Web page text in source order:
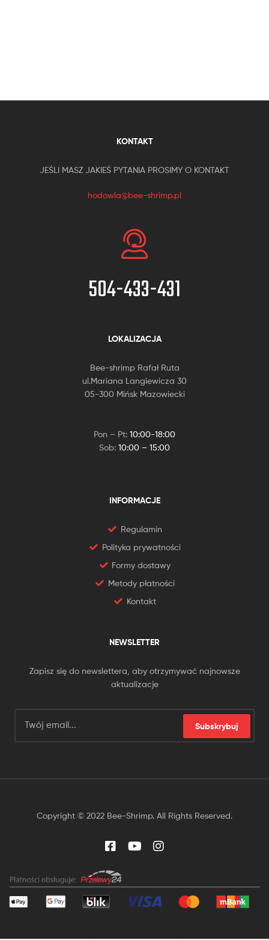
KONTAKT
JEŚLI MASZ JAKIEŚ PYTANIA PROSIMY O KONTAKT
hodowla@bee-shrimp.pl
504-433-431
LOKALIZACJA
Bee-shrimp Rafał Ruta
ul.Mariana Langiewicza 30
05-300 Mińsk Mazowiecki
Pon – Pt: 10:00-18:00
Sob: 10:00 – 15:00
INFORMACJE
Regulamin
Polityka prywatności
Formy dostawy
Metody płatności
Kontakt
NEWSLETTER
Zapisz się do newslettera, aby otrzymywać najnowsze
aktualizacje
Subskrybuj
Copyright © 2022 Bee-Shrimp. All Rights Reserved.